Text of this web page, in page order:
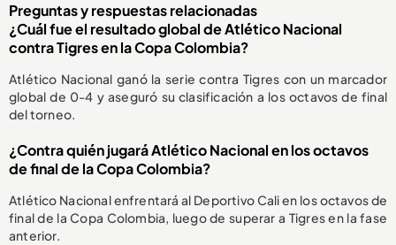
Preguntas y respuestas relacionadas
¿Cuál fue el resultado global de Atlético Nacional
contra Tigres en la Copa Colombia?
Atlético Nacional ganó la serie contra Tigres con un marcador
global de 0-4 y aseguró su clasificación a los octavos de final
del torneo.
¿Contra quién jugará Atlético Nacional en los octavos
de final de la Copa Colombia?
Atlético Nacional enfrentará al Deportivo Cali en los octavos de
final de la Copa Colombia, luego de superar a Tigres en la fase
anterior.